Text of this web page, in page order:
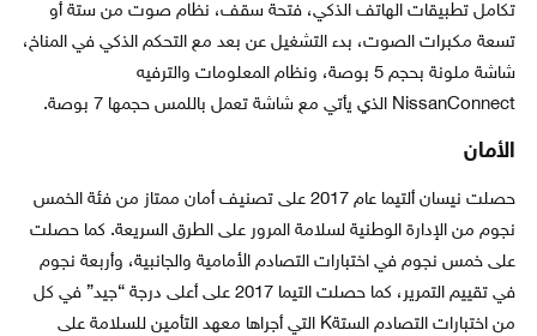
تكامل تطبيقات الهاتف الذكي، فتحة سقف، نظام صوت من ستة أو
تسعة مكبرات الصوت، بدء التشغيل عن بعد مع التحكم الذكي في المناخ،
شاشة ملونة بحجم 5 بوصة، ونظام المعلومات والترفيه
NissanConnect الذي يأتي مع شاشة تعمل باللمس حجمها 7 بوصة.
الأمان
حصلت نيسان ألتيما عام 2017 على تصنيف أمان ممتاز من فئة الخمس
نجوم من الإدارة الوطنية لسلامة المرور على الطرق السريعة. كما حصلت
على خمس نجوم في اختبارات التصادم الأمامية والجانبية، وأربعة نجوم
في تقييم التمرير، كما حصلت التيما 2017 على أعلى درجة “جيد” في كل
من اختبارات التصادم الستةK التي أجراها معهد التأمين للسلامة على